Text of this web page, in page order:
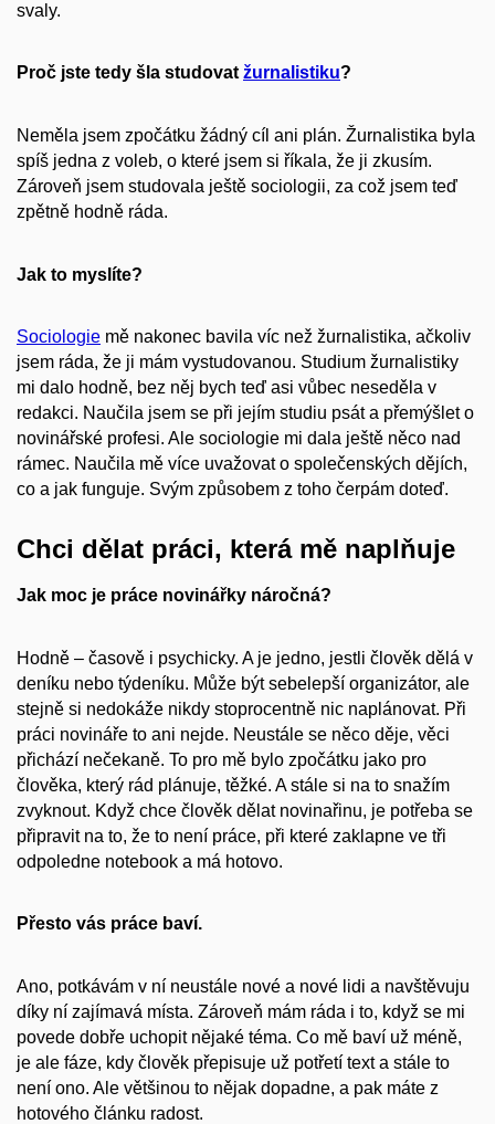
svaly.
Proč jste tedy šla studovat žurnalistiku?
Neměla jsem zpočátku žádný cíl ani plán. Žurnalistika byla
spíš jedna z voleb, o které jsem si říkala, že ji zkusím.
Zároveň jsem studovala ještě sociologii, za což jsem teď
zpětně hodně ráda.
Jak to myslíte?
Sociologie mě nakonec bavila víc než žurnalistika, ačkoliv
jsem ráda, že ji mám vystudovanou. Studium žurnalistiky
mi dalo hodně, bez něj bych teď asi vůbec neseděla v
redakci. Naučila jsem se při jejím studiu psát a přemýšlet o
novinářské profesi. Ale sociologie mi dala ještě něco nad
rámec. Naučila mě více uvažovat o společenských dějích,
co a jak funguje. Svým způsobem z toho čerpám doteď.
Chci dělat práci, která mě naplňuje
Jak moc je práce novinářky náročná?
Hodně – časově i psychicky. A je jedno, jestli člověk dělá v
deníku nebo týdeníku. Může být sebelepší organizátor, ale
stejně si nedokáže nikdy stoprocentně nic naplánovat. Při
práci novináře to ani nejde. Neustále se něco děje, věci
přichází nečekaně. To pro mě bylo zpočátku jako pro
člověka, který rád plánuje, těžké. A stále si na to snažím
zvyknout. Když chce člověk dělat novinařinu, je potřeba se
připravit na to, že to není práce, při které zaklapne ve tři
odpoledne notebook a má hotovo.
Přesto vás práce baví.
Ano, potkávám v ní neustále nové a nové lidi a navštěvuju
díky ní zajímavá místa. Zároveň mám ráda i to, když se mi
povede dobře uchopit nějaké téma. Co mě baví už méně,
je ale fáze, kdy člověk přepisuje už potřetí text a stále to
není ono. Ale většinou to nějak dopadne, a pak máte z
hotového článku radost.